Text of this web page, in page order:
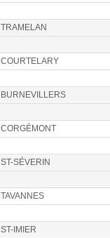
TRAMELAN
COURTELARY
BURNEVILLERS
CORGÉMONT
ST-SÉVERIN
TAVANNES
ST-IMIER